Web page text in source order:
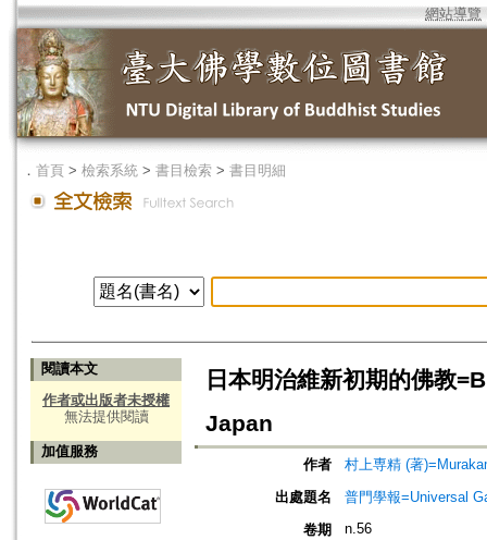
網站導覽
． 首頁 > 檢索系統 > 書目檢索 > 書目明細
閱讀本文
作者或出版者未授權
無法提供閱讀
加值服務
日本明治維新初期的佛教
Japan
作者
村上専精 (著
出處題名
普門學報=Universal
卷期
n.56